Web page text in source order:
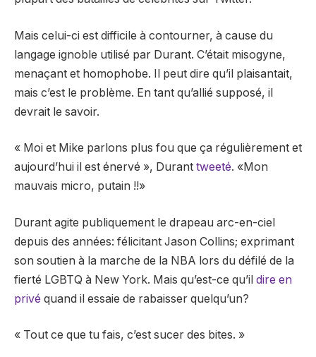
Mais celui-ci est difficile à contourner, à cause du
langage ignoble utilisé par Durant. C’était misogyne,
menaçant et homophobe. Il peut dire qu’il plaisantait,
mais c’est le problème. En tant qu’allié supposé, il
devrait le savoir.
« Moi et Mike parlons plus fou que ça régulièrement et
aujourd’hui il est énervé », Durant tweeté. «Mon
mauvais micro, putain !!»
Durant agite publiquement le drapeau arc-en-ciel
depuis des années: félicitant Jason Collins; exprimant
son soutien à la marche de la NBA lors du défilé de la
fierté LGBTQ à New York. Mais qu’est-ce qu’il dire en
privé quand il essaie de rabaisser quelqu’un?
« Tout ce que tu fais, c’est sucer des bites. »